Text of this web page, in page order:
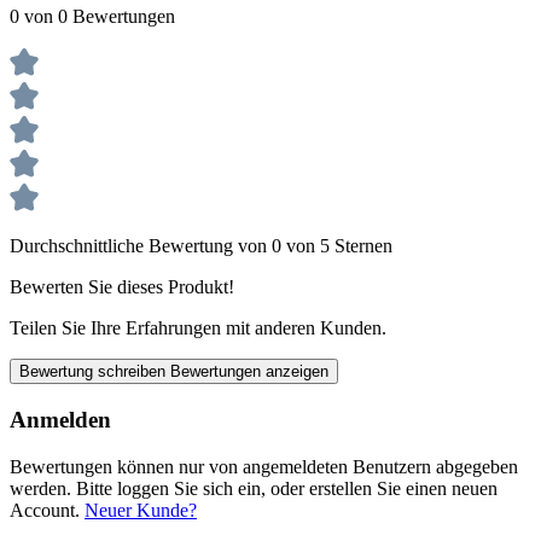
0 von 0 Bewertungen
Durchschnittliche Bewertung von 0 von 5 Sternen
Bewerten Sie dieses Produkt!
Teilen Sie Ihre Erfahrungen mit anderen Kunden.
Bewertung schreiben Bewertungen anzeigen
Anmelden
Bewertungen können nur von angemeldeten Benutzern abgegeben
werden. Bitte loggen Sie sich ein, oder erstellen Sie einen neuen
Account. Neuer Kunde?